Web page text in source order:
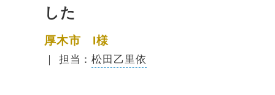
した
厚木市 I様
｜ 担当：松田乙里依